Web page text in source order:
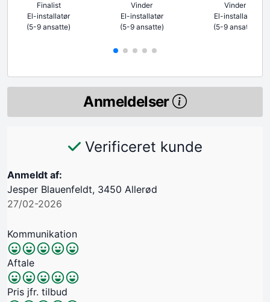
Finalist
El-installatør
(5-9 ansatte)
Vinder
El-installatør
(5-9 ansatte)
Vinder
El-installatør
(5-9 ansatte)
Anmeldelser
Verificeret kunde
Anmeldt af:
Jesper Blauenfeldt, 3450 Allerød
27/02-2026
Kommunikation
Aftale
Pris jfr. tilbud